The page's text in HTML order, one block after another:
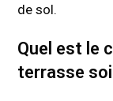
de sol.
Quel est le
terrasse